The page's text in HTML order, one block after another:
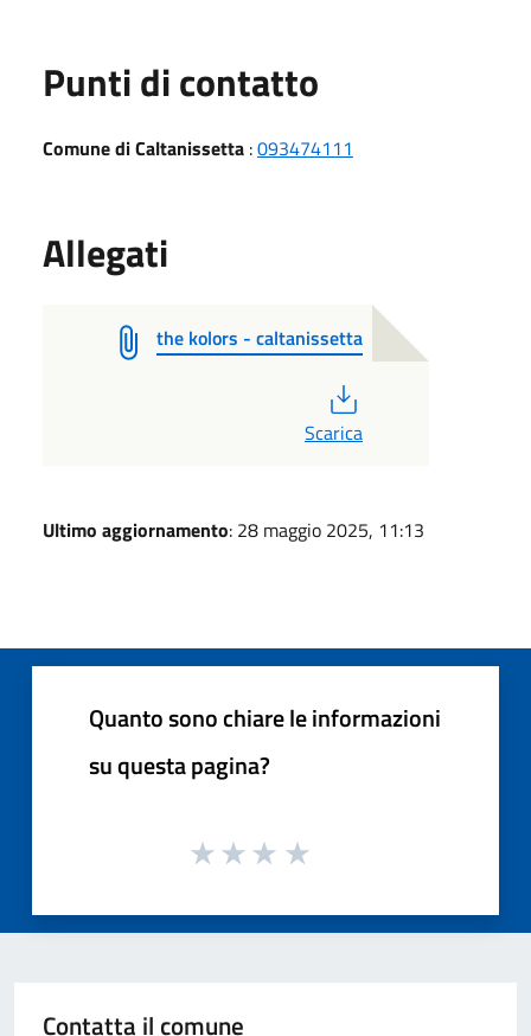
Punti di contatto
Comune di Caltanissetta :093474111
Allegati
the kolors - caltanissetta
Scarica
Ultimo aggiornamento: 28 maggio 2025, 11:13
Quanto sono chiare le informazioni
su questa pagina?
Contatta il comune